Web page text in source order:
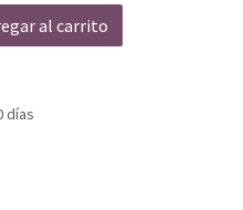
al carrito
días